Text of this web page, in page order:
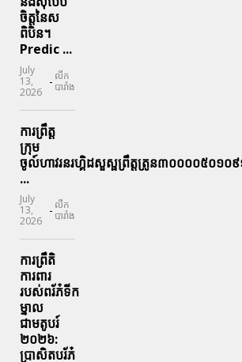
ចិត្តនៃស
ពិបិន។
Predic ...
July
13,
2026
- លីក
បារាំង
ការព្រឹត្ត
ក្រុម
ចូល៍ហាវរនរហ្គិដសួស្ផព្រឹត្តត្រូន៣០០០០៥០១០
...
July
13,
2026
- លីក
បារាំង
ការព្រឹតិ
ការពារ
របស់ពរ័ភ៎ទីក
ម្នាល
ជាមតូបរ៍
២០២៦:
ប្រាសិតបរ័ភ៎